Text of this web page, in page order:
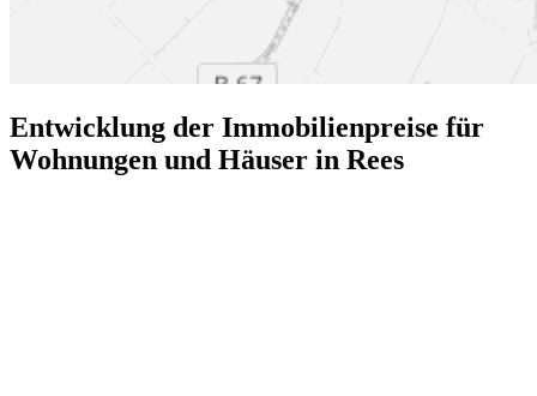
Entwicklung der Immobilienpreise für
Wohnungen und Häuser in Rees